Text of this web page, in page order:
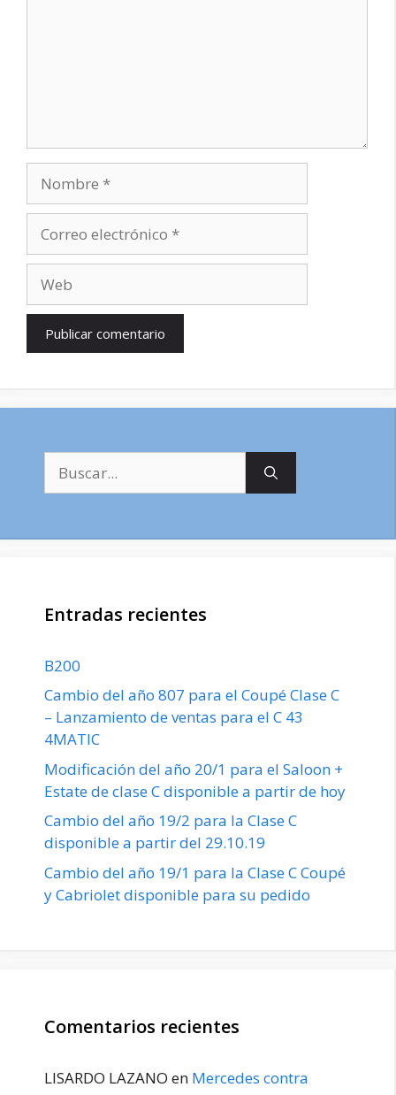
electrónico
Entradas recientes
B200
Cambio del año 807 para el Coupé Clase C
– Lanzamiento de ventas para el C 43
4MATIC
Modificación del año 20/1 para el Saloon +
Estate de clase C disponible a partir de hoy
Cambio del año 19/2 para la Clase C
disponible a partir del 29.10.19
Cambio del año 19/1 para la Clase C Coupé
y Cabriolet disponible para su pedido
Comentarios recientes
LISARDO LAZANO en Mercedes contra